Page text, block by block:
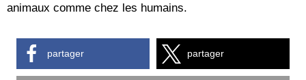
animaux comme chez les humains.
partager partager